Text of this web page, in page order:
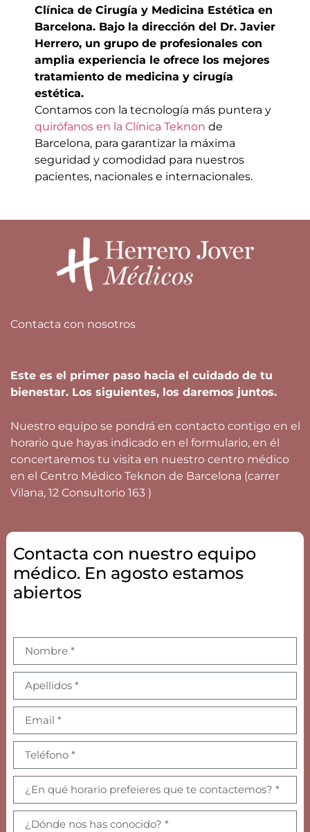
Clínica de Cirugía y Medicina Estética en
Barcelona. Bajo la dirección del Dr. Javier
Herrero, un grupo de profesionales con
amplia experiencia le ofrece los mejores
tratamiento de medicina y cirugía
estética.
Contamos con la tecnología más puntera y
quirófanos en la Clínica Teknon de
Barcelona, para garantizar la máxima
seguridad y comodidad para nuestros
pacientes, nacionales e internacionales.
Contacta con nosotros
Este es el primer paso hacia el cuidado de tu
bienestar. Los siguientes, los daremos juntos.
Nuestro equipo se pondrá en contacto contigo en el
horario que hayas indicado en el formulario, en él
concertaremos tu visita en nuestro centro médico
en el Centro Médico Teknon de Barcelona (carrer
Vilana, 12 Consultorio 163 )
Contacta con nuestro equipo
médico. En agosto estamos
abiertos